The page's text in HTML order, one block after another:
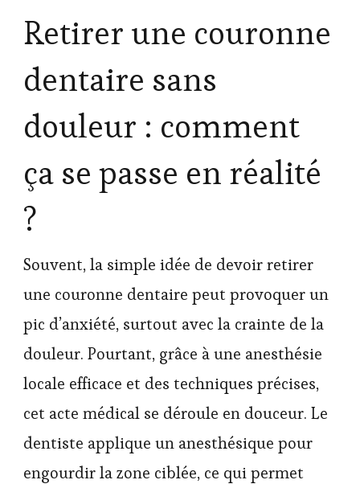
Retirer une couronne
dentaire sans
douleur : comment
ça se passe en réalité
?
Souvent, la simple idée de devoir retirer
une couronne dentaire peut provoquer un
pic d’anxiété, surtout avec la crainte de la
douleur. Pourtant, grâce à une anesthésie
locale efficace et des techniques précises,
cet acte médical se déroule en douceur. Le
dentiste applique un anesthésique pour
engourdir la zone ciblée, ce qui permet